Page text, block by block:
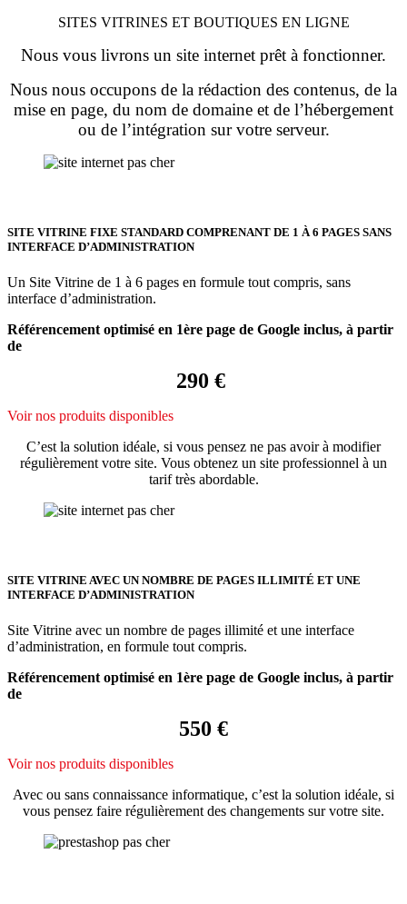
SITES VITRINES ET BOUTIQUES EN LIGNE
Nous vous livrons un site internet prêt à fonctionner.
Nous nous occupons de la rédaction des contenus, de la
mise en page, du nom de domaine et de l’hébergement
ou de l’intégration sur votre serveur.
SITE VITRINE FIXE STANDARD COMPRENANT DE 1 À 6 PAGES SANS
INTERFACE D’ADMINISTRATION
Un Site Vitrine de 1 à 6 pages en formule tout compris, sans
interface d’administration.
Référencement optimisé en 1ère page de Google inclus, à partir
de
290 €
Voir nos produits disponibles
C’est la solution idéale, si vous pensez ne pas avoir à modifier
régulièrement votre site. Vous obtenez un site professionnel à un
tarif très abordable.
SITE VITRINE AVEC UN NOMBRE DE PAGES ILLIMITÉ ET UNE
INTERFACE D’ADMINISTRATION
Site Vitrine avec un nombre de pages illimité et une interface
d’administration, en formule tout compris.
Référencement optimisé en 1ère page de Google inclus, à partir
de
550 €
Voir nos produits disponibles
Avec ou sans connaissance informatique, c’est la solution idéale, si
vous pensez faire régulièrement des changements sur votre site.